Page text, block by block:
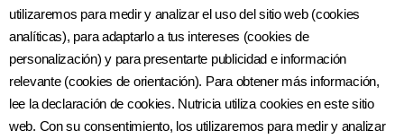
Cuando tu niño da un paso atrás
en su desarrollo
utilizaremos para medir y analizar el uso del sitio web (cookies
analíticas), para adaptarlo a tus intereses (cookies de
personalización) y para presentarte publicidad e información
relevante (cookies de orientación). Para obtener más información,
lee la declaración de cookies. Nutricia utiliza cookies en este sitio
web. Con su consentimiento, los utilizaremos para medir y analizar